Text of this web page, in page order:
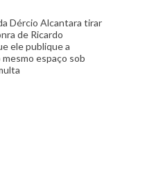
Dércio Alcantara tirar
de Ricardo
ele publique a
espaço sob